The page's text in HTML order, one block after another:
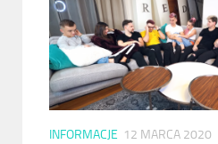
INFORMACJE 12 MARCA 2020